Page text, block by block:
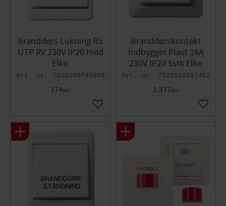
Branddørs Lukning RS
UTP RV 230V IP20 Hvid
Elko
7020160745804
174DKK
Gem som favorit
Branddørskontakt
Indbygget Plast 16A
230V IP20 5stk Elko
7020160367402
1.377DKK
Gem